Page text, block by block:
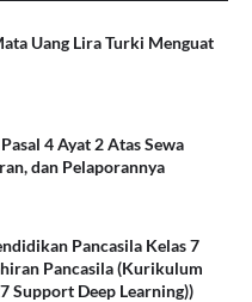
Uang Lira Turki Menguat
4 Ayat 2 Atas Sewa
dan Pelaporannya
Pancasila Kelas 7
Pancasila (Kurikulum
Support Deep Learning))